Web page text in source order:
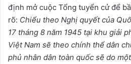
định mở cuộc Tổng tuyển cử để
rõ: Chiểu theo Nghị quyết của
17 tháng 8 năm 1945 tại khu giải
Việt Nam sẽ theo chính thể dân
phủ nhân dân toàn quốc sẽ do